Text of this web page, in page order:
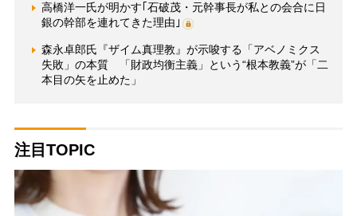
高橋洋一氏が明かす｢石破茂・元幹事長が私との会合に日
銀の幹部を連れてきた理由｣
森永卓郎氏『ザイム真理教』が示唆する「アベノミクス
失敗」の本質 「財政均衡主義」という“根本教義”が「二
本目の矢を止めた」
注目TOPIC